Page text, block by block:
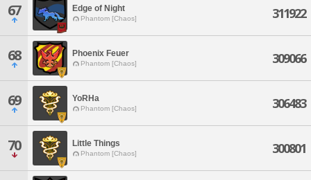
67 Edge of Night
Phantom [Chaos] 311922
68 Phoenix Feuer
Phantom [Chaos] 309066
69 YoRHa
Phantom [Chaos] 306483
70 Little Things
Phantom [Chaos] 300801